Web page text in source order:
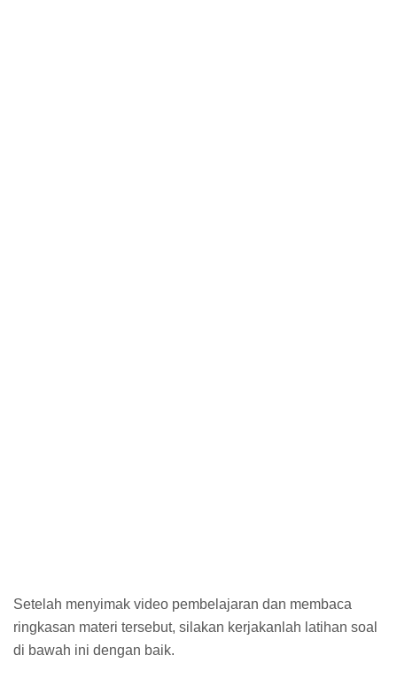
Setelah menyimak video pembelajaran dan membaca
ringkasan materi tersebut, silakan kerjakanlah latihan soal
di bawah ini dengan baik.